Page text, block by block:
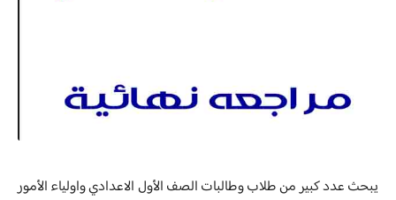
يبحث عدد كبير من طلاب وطالبات الصف الأول الاعدادي واولياء الأمور